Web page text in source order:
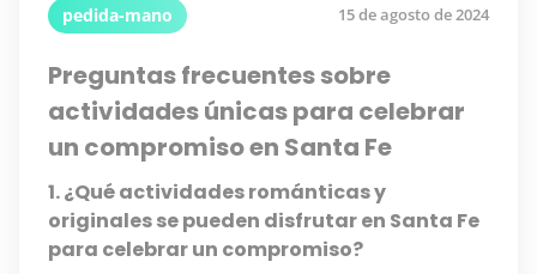
pedida-mano 15 de agosto de 2024
Preguntas frecuentes sobre
actividades únicas para celebrar
un compromiso en Santa Fe
1. ¿Qué actividades románticas y
originales se pueden disfrutar en Santa Fe
para celebrar un compromiso?